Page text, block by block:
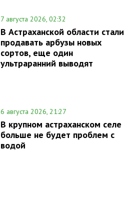
7 августа 2026, 02:32
В Астраханской области стали
продавать арбузы новых
сортов, еще один
ультраранний выводят
6 августа 2026, 21:27
В крупном астраханском селе
больше не будет проблем с
водой